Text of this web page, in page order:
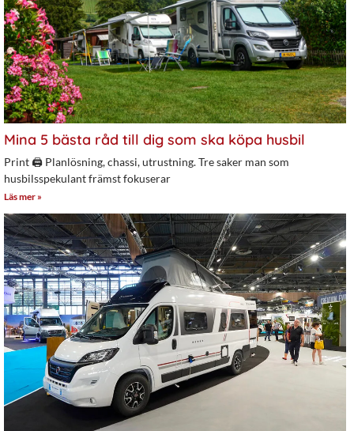
Mina 5 bästa råd till dig som ska köpa husbil
Print 🖨 Planlösning, chassi, utrustning. Tre saker man som
husbilsspekulant främst fokuserar
Läs mer »